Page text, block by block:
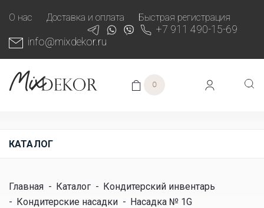
О нас Доставка и оплата Быстрая регистрация
+7 911 490-15-69
info@mixdekor.ru
0
КАТАЛОГ
Главная - Каталог - Кондитерский инвентарь
- Кондитерские насадки - Насадка № 1G